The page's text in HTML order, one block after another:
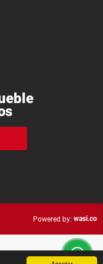
Powered by: wasi.co